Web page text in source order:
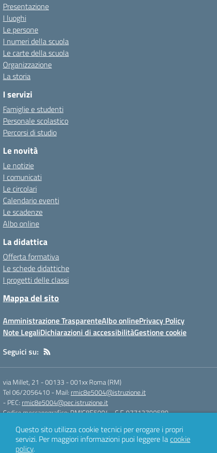
Presentazione
I luoghi
Le persone
I numeri della scuola
Le carte della scuola
Organizzazione
La storia
I servizi
Famiglie e studenti
Personale scolastico
Percorsi di studio
Le novità
Le notizie
I comunicati
Le circolari
Calendario eventi
Le scadenze
Albo online
La didattica
Offerta formativa
Le schede didattiche
I progetti delle classi
Mappa del sito
Amministrazione TrasparenteAlbo onlinePrivacy Policy
Note LegaliDichiarazioni di accessibilitàGestione cookie
Seguici su:
via Millet, 21 - 00133 -001xx Roma (RM)
Tel 06/2056410- Mail: rmic8e5004@istruzione.it
- PEC: rmic8e5004@pec.istruzione.it
Codice meccanografico: RMIC8E5004- C.F. 97712790589
Concept & Design by
Designers Italia
Questo sito utilizza cookie tecnici per erogare i propri
servizi. Per maggiori informazioni puoi leggere lacookie
policy.